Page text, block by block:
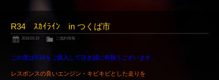
NSXについて
Reflesh Plan
Trade in
買取査定
R34 ｽｶｲﾗｲﾝ in つくば市
2018.03.19 ご成約情報
この度はR34をご購入して頂き誠に有難うございます。
レスポンスの良いエンジン・キビキビとした走りを